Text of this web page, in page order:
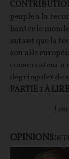
peuple à la
hanter le
autant que la
son aile
conservateur a
dégringoler de
PARTIE 1 À
OPINIONS